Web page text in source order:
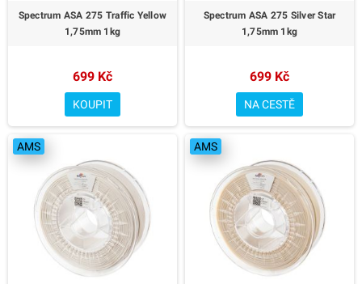
Spectrum ASA 275 Traffic Yellow
1,75mm 1kg
699 Kč
KOUPIT
Spectrum ASA 275 Silver Star
1,75mm 1kg
699 Kč
NA CESTĚ
AMS AMS